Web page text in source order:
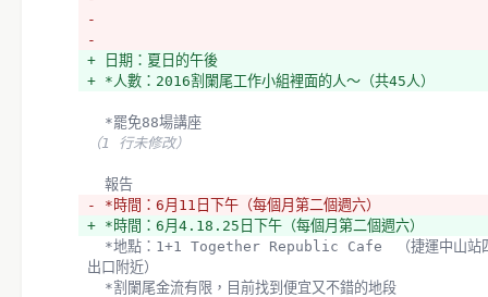
-
-
+ 日期：夏日的午後
+ *人數：2016割闌尾工作小組裡面的人～（共45人）
  *罷免88場講座
（1 行未修改）
  報告
- *時間：6月11日下午（每個月第二個週六）
+ *時間：6月4.18.25日下午（每個月第二個週六）
出口附近）
  *割闌尾金流有限，目前找到便宜又不錯的地段